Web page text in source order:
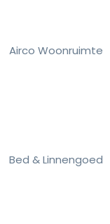
Airco Woonruimte
Bed & Linnengoed